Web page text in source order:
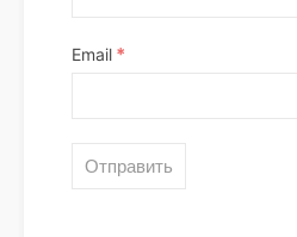
Email *